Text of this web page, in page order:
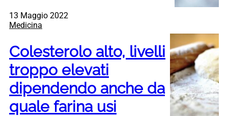
13 Maggio 2022
Medicina
Colesterolo alto, livelli
troppo elevati
dipendendo anche da
quale farina usi